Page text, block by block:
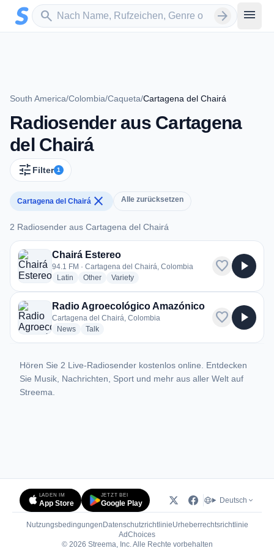
Zum Hauptinhalt springen
search
Sender suchen arrow_forward menu
South America/Colombia/Caqueta/Cartagena del Chairá
Radiosender aus Cartagena
del Chairá
tune Filter 1
Cartagena del Chairá close Alle zurücksetzen
2 Radiosender aus Cartagena del Chairá
2 Radiosender aus Cartagena del Chairá
Chairá Estereo
94.1 FM · Cartagena del Chairá, Colombia
Latin radio stations
Otherradio stations
Varietyradio stations
favorite play_arrow
Radio Agroecológico Amazónico
Cartagena del Chairá, Colombia
Newsradio stations
Talkradio stations
favorite play_arrow
Hören Sie 2 Live-Radiosender kostenlos online. Entdecken
Sie Musik, Nachrichten, Sport und mehr aus aller Welt auf
Streema.
LADEN IM
App Store
JETZT BEI
Google Play Deutsch
Nutzungsbedingungen DatenschutzrichtlinieUrheberrechtsrichtlinie
AdChoices(öffnet in neuem Tab)
© 2026 Streema, Inc. Alle Rechte vorbehalten